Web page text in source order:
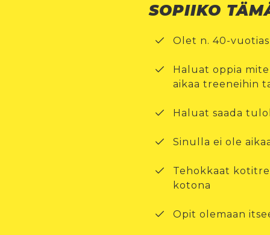
SOPIIKO
Olet n. 40-
Haluat oppia
aikaa treeneihin
Haluat saada
Sinulla ei ole
Tehokkaat
kotona
Opit olemaan